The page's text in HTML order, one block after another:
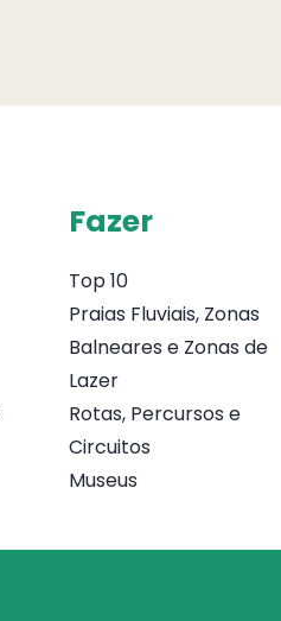
Fazer
Top 10
Praias Fluviais, Zonas
Balneares e Zonas de
Lazer
Rotas, Percursos e
Circuitos
Museus